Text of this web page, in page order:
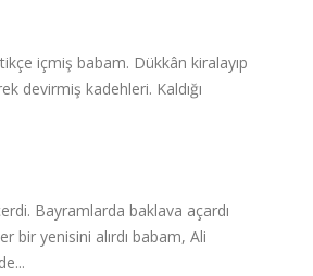
içmiş babam. Dükkân kiralayıp
devirmiş kadehleri. Kaldığı
Bayramlarda baklava açardı
bir yenisini alırdı babam, Ali